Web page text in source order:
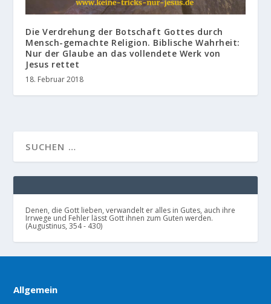
Die Verdrehung der Botschaft Gottes durch
Mensch-gemachte Religion. Biblische Wahrheit:
Nur der Glaube an das vollendete Werk von
Jesus rettet
18. Februar 2018
Denen, die Gott lieben, verwandelt er alles in Gutes, auch ihre
Irrwege und Fehler lässt Gott ihnen zum Guten werden.
(Augustinus, 354 - 430)
Allgemein